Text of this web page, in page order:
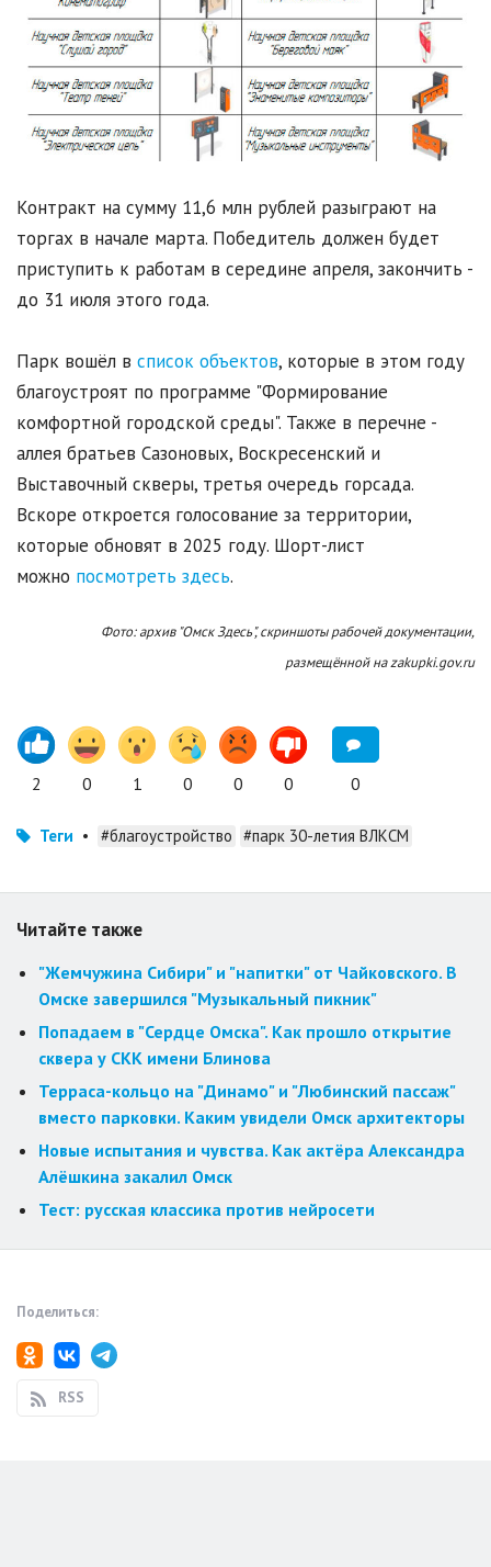
Контракт на сумму 11,6 млн рублей разыграют на
торгах в начале марта. Победитель должен будет
приступить к работам в середине апреля, закончить -
до 31 июля этого года.
Парк вошёл в список объектов, которые в этом году
благоустроят по программе "Формирование
комфортной городской среды". Также в перечне -
аллея братьев Сазоновых, Воскресенский и
Выставочный скверы, третья очередь горсада.
Вскоре откроется голосование за территории,
которые обновят в 2025 году. Шорт-лист
можно посмотреть здесь.
Фото: архив "Омск Здесь", скриншоты рабочей документации,
размещённой на zakupki.gov.ru
2 0 1 0 0 0 0
Теги • #благоустройство #парк 30-летия ВЛКСМ
Читайте также
"Жемчужина Сибири" и "напитки" от Чайковского. В
Омске завершился "Музыкальный пикник"
Попадаем в "Сердце Омска". Как прошло открытие
сквера у СКК имени Блинова
Терраса-кольцо на "Динамо" и "Любинский пассаж"
вместо парковки. Каким увидели Омск архитекторы
Новые испытания и чувства. Как актёра Александра
Алёшкина закалил Омск
Тест: русская классика против нейросети
Поделиться:
RSS